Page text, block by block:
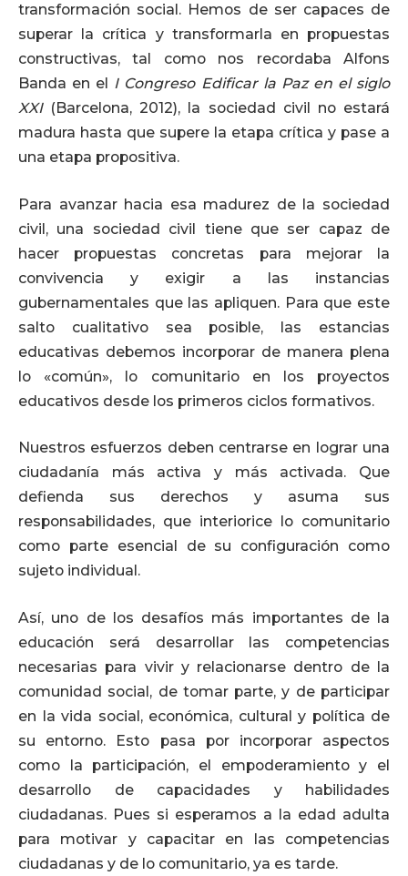
transformación social. Hemos de ser capaces de
superar la crítica y transformarla en propuestas
constructivas, tal como nos recordaba Alfons
Banda en el I Congreso Edificar la Paz en el siglo
XXI(Barcelona, 2012), la sociedad civil no estará
madura hasta que supere la etapa crítica y pase a
una etapa propositiva.
Para avanzar hacia esa madurez de la sociedad
civil, una sociedad civil tiene que ser capaz de
hacer propuestas concretas para mejorar la
convivencia y exigir a las instancias
gubernamentales que las apliquen. Para que este
salto cualitativo sea posible, las estancias
educativas debemos incorporar de manera plena
lo «común», lo comunitario en los proyectos
educativos desde los primeros ciclos formativos.
Nuestros esfuerzos deben centrarse en lograr una
ciudadanía más activa y más activada. Que
defienda sus derechos y asuma sus
responsabilidades, que interiorice lo comunitario
como parte esencial de su configuración como
sujeto individual.
Así, uno de los desafíos más importantes de la
educación será desarrollar las competencias
necesarias para vivir y relacionarse dentro de la
comunidad social, de tomar parte, y de participar
en la vida social, económica, cultural y política de
su entorno. Esto pasa por incorporar aspectos
como la participación, el empoderamiento y el
desarrollo de capacidades y habilidades
ciudadanas. Pues si esperamos a la edad adulta
para motivar y capacitar en las competencias
ciudadanas y de lo comunitario, ya es tarde.